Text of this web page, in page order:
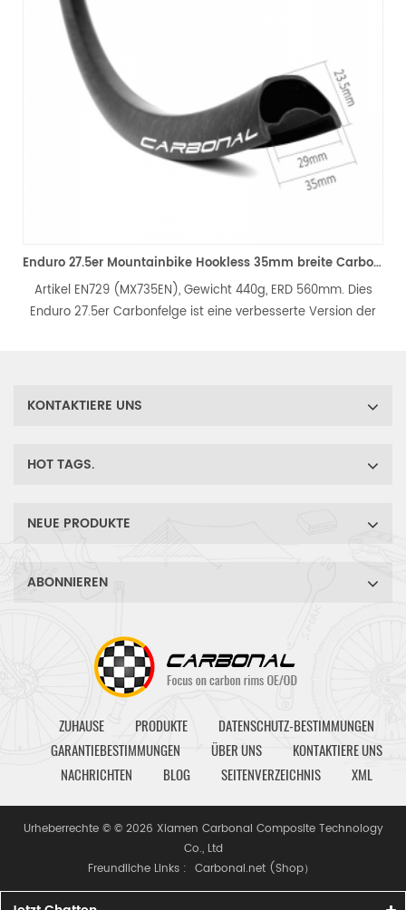
Enduro 27.5er Mountainbike Hookless 35mm breite Carbonfelge Tubeless ready
(MX735EN), ​​Gewicht 440g, ERD 560mm. Dies
Carbonfelge ist eine verbesserte Version der
Artikel
Enduro
KONTAKTIERE UNS
HOT TAGS.
NEUE PRODUKTE
ABONNIEREN
ZUHAUSE PRODUKTE
DATENSCHUTZ-BESTIMMUNGEN
GARANTIEBESTIMMUNGEN
ÜBER UNS
KONTAKTIERE UNS
NACHRICHTEN
BLOG SEITENVERZEICHNIS XML
Urheberrechte © © 2026 Xiamen Carbonal Composite Technology
Co., Ltd
Freundliche Links : Carbonal.net (Shop）